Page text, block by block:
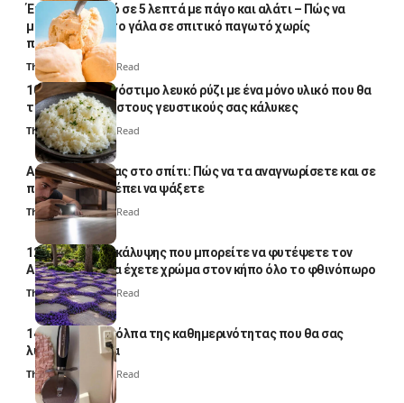
Έτοιμο παγωτό σε 5 λεπτά με πάγο και αλάτι – Πώς να
μετατρέψετε το γάλα σε σπιτικό παγωτό χωρίς
παγωτομηχανή
Thali Ombre 4 Min Read
10 φορές ποιο νόστιμο λευκό ρύζι με ένα μόνο υλικό που θα
το απογειώσει στους γευστικούς σας κάλυκες
Thali Ombre4 Min Read
Αυγά κατσαρίδας στο σπίτι: Πώς να τα αναγνωρίσετε και σε
ποια σημεία πρέπει να ψάξετε
Thali Ombre4 Min Read
12 φυτά εδαφοκάλυψης που μπορείτε να φυτέψετε τον
Αύγουστο για να έχετε χρώμα στον κήπο όλο το φθινόπωρο
Thali Ombre7 Min Read
14 πανέξυπνα κόλπα της καθημερινότητας που θα σας
λύσουν τα χέρια
Thali Ombre 6 Min Read